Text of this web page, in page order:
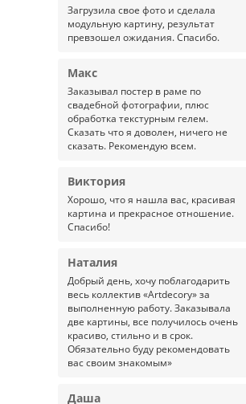
Загрузила свое фото и сделала
модульную картину, результат
превзошел ожидания. Спасибо.
Макс
Заказывал постер в раме по
свадебной фотографии, плюс
обработка текстурным гелем.
Сказать что я доволен, ничего не
сказать. Рекомендую всем.
Виктория
Хорошо, что я нашла вас, красивая
картина и прекрасное отношение.
Спасибо!
Наталия
Добрый день, хочу поблагодарить
весь коллектив «Artdecory» за
выполненную работу. Заказывала
две картины, все получилось очень
красиво, стильно и в срок.
Обязательно буду рекомендовать
вас своим знакомым»
Даша